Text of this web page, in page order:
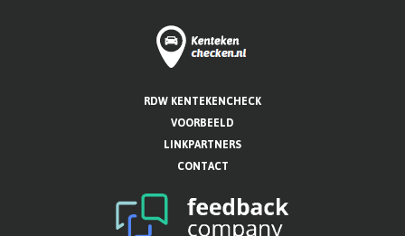
RDW KENTEKENCHECK
VOORBEELD
LINKPARTNERS
CONTACT